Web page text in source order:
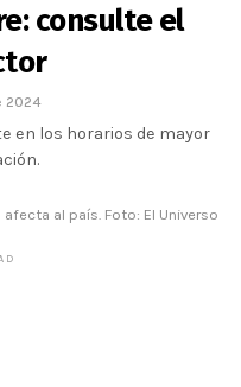
consulte el
2024
en los horarios de mayor
al país. Foto: El Universo